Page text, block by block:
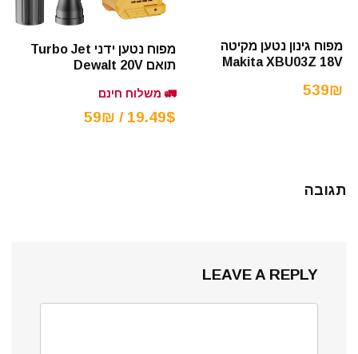
מפוח גינון נטען מקיטה
Makita XBU03Z 18V
539₪
מפוח נטען ידני Turbo Jet
תואם Dewalt 20V
🚛 משלוח חינם
19.49$ / 59₪
תגובה
LEAVE A REPLY